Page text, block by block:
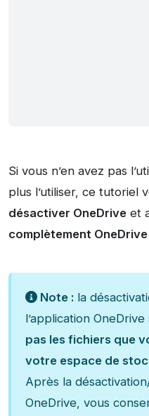
Si vous n’en avez pas
plus l’utiliser, ce tutoriel
désactiver OneDrive et
complètement
Note : la
l’application
pas les fichiers que
votre espace de
Après la
OneDrive, vous